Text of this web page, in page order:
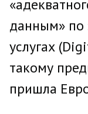
данным» по
услугах
такому
пришла